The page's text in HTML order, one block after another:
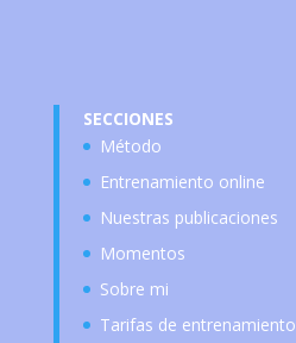
SECCIONES
Método
Entrenamiento online
Nuestras publicaciones
Momentos
Sobre mi
Tarifas de entrenamiento